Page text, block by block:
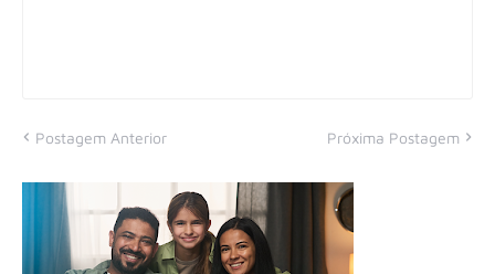
Postagem Anterior Próxima Postagem